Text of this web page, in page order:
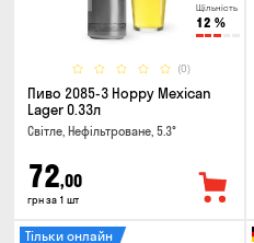
Щільність
12 %
(0)
Пиво 2085-3 Hoppy Mexican
Lager 0.33л
Світле, Нефільтроване, 5.3°
72,00
грн за 1 шт
Тільки онлайн